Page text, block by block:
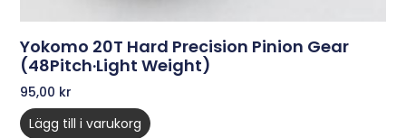
Yokomo 20T Hard Precision Pinion Gear
(48Pitch·Light Weight)
95,00 kr
Lägg till i varukorg